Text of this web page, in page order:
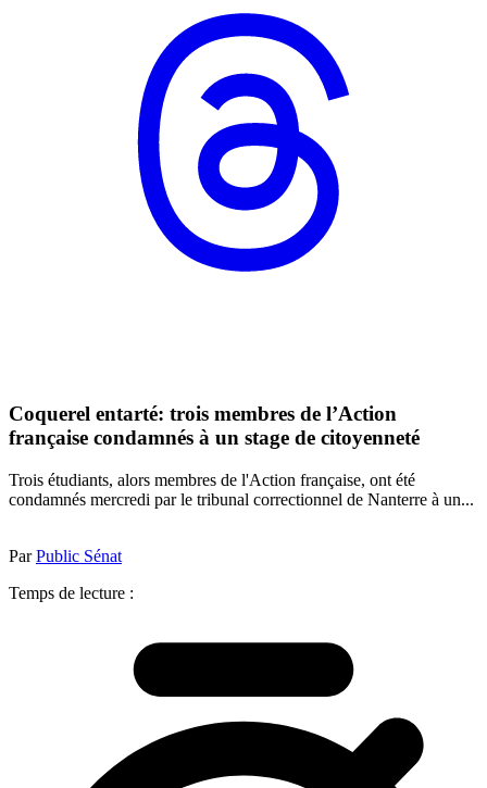
Coquerel entarté: trois membres de l’Action
française condamnés à un stage de citoyenneté
Trois étudiants, alors membres de l'Action française, ont été
condamnés mercredi par le tribunal correctionnel de Nanterre à un...
ParPublic Sénat
Temps de lecture :